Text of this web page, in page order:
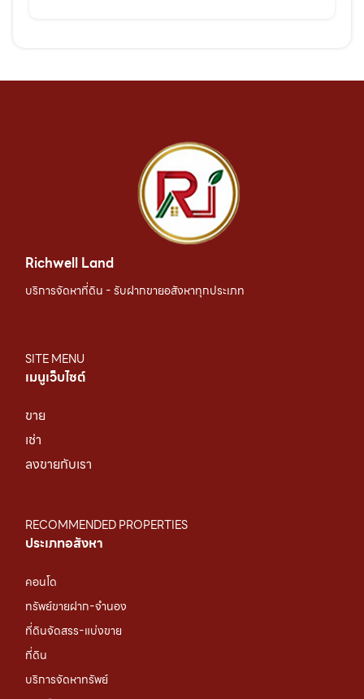
Richwell Land
บริการจัดหาที่ดิน - รับฝากขายอสังหาทุกประเภท
SITE MENU
เมนูเว็บไซต์
ขาย
เช่า
ลงขายกับเรา
RECOMMENDED PROPERTIES
ประเภทอสังหา
คอนโด
ทรัพย์ขายฝาก-จำนอง
ที่ดินจัดสรร-แบ่งขาย
ที่ดิน
บริการจัดหาทรัพย์